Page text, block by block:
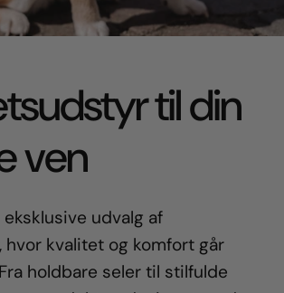
til din
ven
udvalg af
hvor kvalitet og komfort går
holdbare seler til stilfulde